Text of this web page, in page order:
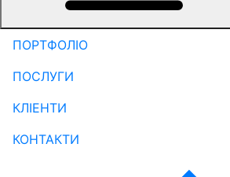
ПОРТФОЛІО
ПОСЛУГИ
КЛІЕНТИ
КОНТАКТИ